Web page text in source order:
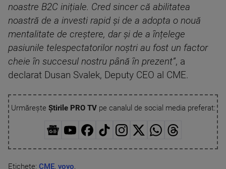
noastre B2C inițiale. Cred sincer că abilitatea
noastră de a investi rapid și de a adopta o nouă
mentalitate de creștere, dar și de a înțelege
pasiunile telespectatorilor noștri au fost un factor
cheie în succesul nostru până în prezent”, a
declarat Dusan Svalek, Deputy CEO al CME.
Urmărește Știrile PRO TVpe canalul de social media preferat:
Etichete: CME, voyo,